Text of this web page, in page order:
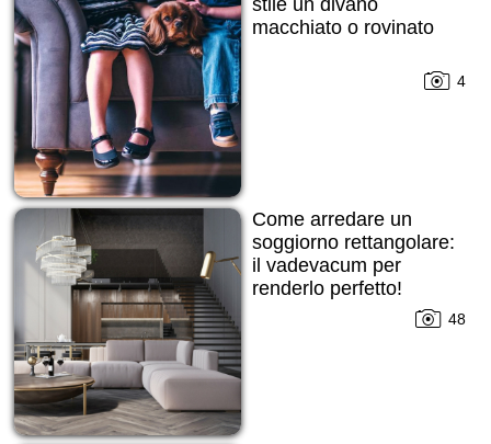
stile un divano
macchiato o rovinato
4
Come arredare un
soggiorno rettangolare:
il vadevacum per
renderlo perfetto!
48